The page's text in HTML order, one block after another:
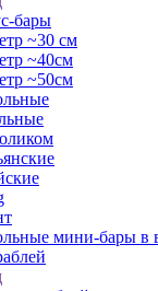
бары
~30 см
~40см
~50см
мини-бары в